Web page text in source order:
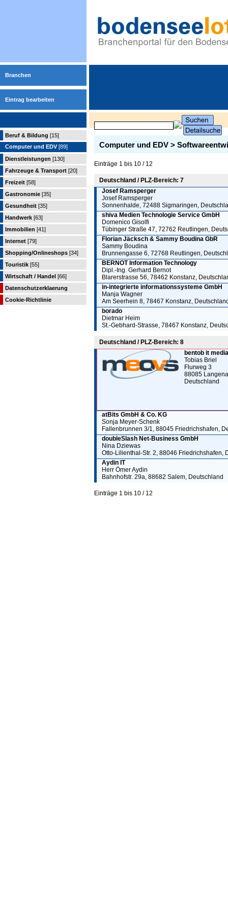
Branchen
Eintrag bearbeiten
Beruf & Bildung [15]
Computer und EDV[89]
Dienstleistungen [130]
Fahrzeuge & Transport [20]
Freizeit [58]
Gastronomie [35]
Gesundheit [35]
Handwerk [63]
Immobilien [41]
Internet [79]
Shopping/Onlineshops [34]
Touristik [55]
Wirtschaft / Handel [66]
Datenschutzerklaerung
Cookie-Richtlinie
Computer und EDV >
Einträge 1 bis 10 / 12
Deutschland / PLZ-Bereich: 7
Josef Ramsperger
Josef Ramsperger
Sonnenhalde, 72488 Sigmaringen,
shiva Medien Technologie Service GmbH
Domenico Gisolfi
Tübinger Straße 47, 72762 Reutlingen,
Florian Jäcksch & Sammy Boudina GbR
Sammy Boudina
Brunnengasse 6, 72768 Reutlingen,
BERNOT Information Technology
Dipl.-Ing. Gerhard Bernot
Blarerstrasse 56, 78462 Konstanz,
in-integrierte informationssysteme GmbH
Manja Wagner
Am Seerhein 8, 78467 Konstanz,
borado
Dietmar Heim
St.-Gebhard-Strasse, 78467 Konstanz,
Deutschland / PLZ-Bereich: 8
bentob it
Tobias Briel
Flurweg 3
88085
Deutschland
atBits GmbH & Co. KG
Sonja Meyer-Schenk
Fallenbrunnen 3/1, 88045 Friedrichshafen,
doubleSlash Net-Business GmbH
Nina Dziewas
Otto-Lilienthal-Str. 2, 88046 Friedrichshafen,
Aydin IT
Herr Ömer Aydin
Bahnhofstr. 29a, 88682 Salem, Deutschland
Einträge 1 bis 10 / 12